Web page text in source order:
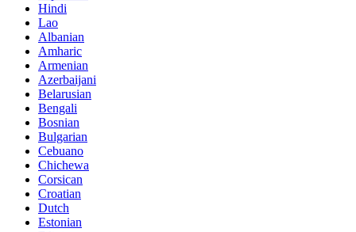
Hindi
Lao
Albanian
Amharic
Armenian
Azerbaijani
Belarusian
Bengali
Bosnian
Bulgarian
Cebuano
Chichewa
Corsican
Croatian
Dutch
Estonian